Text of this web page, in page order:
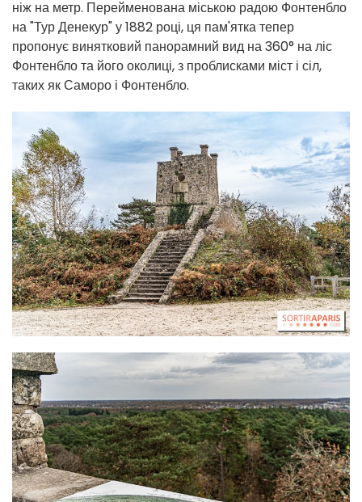
ніж на метр. Перейменована міською радою Фонтенбло
на "Тур Денекур" у 1882 році, ця пам'ятка тепер
пропонує винятковий панорамний вид на 360° на ліс
Фонтенбло та його околиці, з проблисками міст і сіл,
таких як Саморо і Фонтенбло.